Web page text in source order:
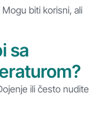
Mogu biti korisni, ali
sa
ili često nudite